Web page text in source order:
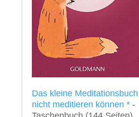
Das kleine
nicht meditieren können *-